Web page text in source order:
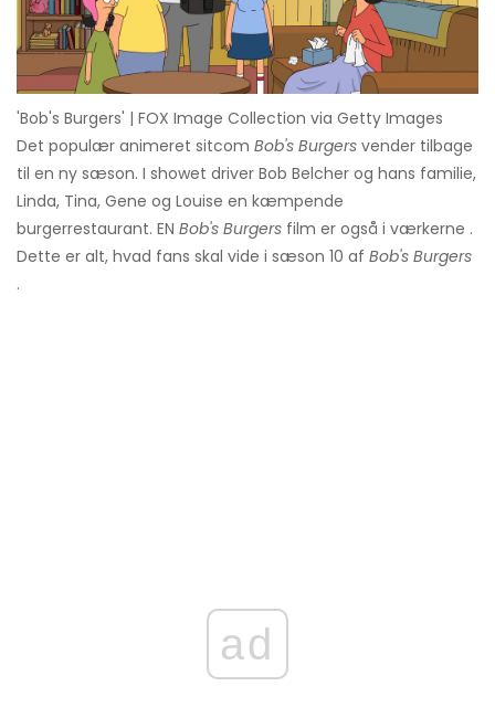
'Bob's Burgers' | FOX Image Collection via Getty Images
Det populær animeret sitcom Bob's Burgers vender tilbage
til en ny sæson. I showet driver Bob Belcher og hans familie,
Linda, Tina, Gene og Louise en kæmpende
burgerrestaurant. EN Bob's Burgers film er også i værkerne .
Dette er alt, hvad fans skal vide i sæson 10 af Bob's Burgers
.
ad